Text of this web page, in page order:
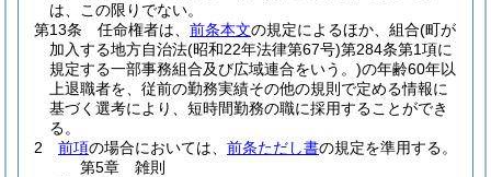
は、この限りでない。
第13条
任命権者は、 前条本文の規定によるほか、組合(町が
加入する地方自治法(昭和22年法律第67号)第284条第1項に
規定する一部事務組合及び広域連合をいう。)の年齢60年以
上退職者を、従前の勤務実績その他の規則で定める情報に
基づく選考により、短時間勤務の職に採用することができ
る。
2
前項の場合においては、 前条ただし書の規定を準用する。
第5章
雑則